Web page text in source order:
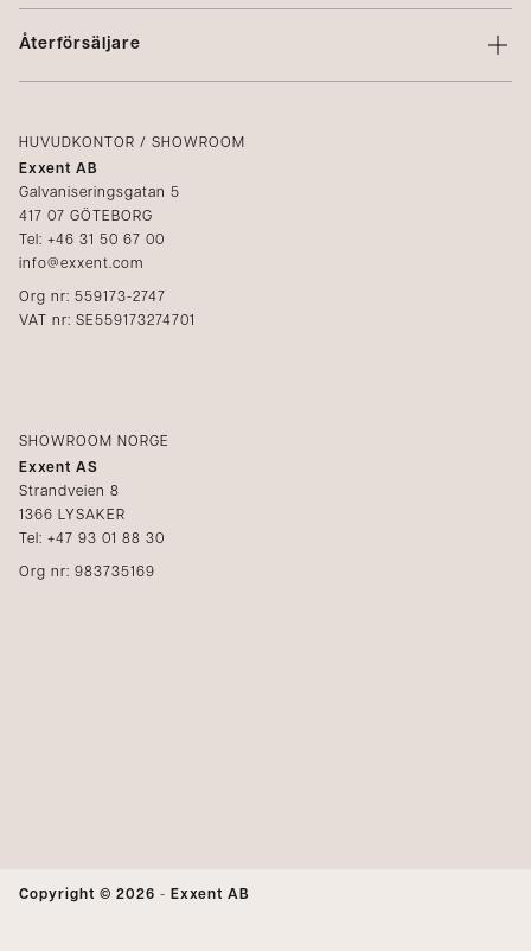
Profilering
Integritetspolicy
Kontakta oss
Återförsäljare
Kataloger
Mediabank
Bli återförsäljare
HUVUDKONTOR / SHOWROOM
Exxent AB
Galvaniseringsgatan 5
417 07 GÖTEBORG
Tel: +46 31 50 67 00
info@exxent.com
Org nr: 559173-2747
VAT nr: SE559173274701
SHOWROOM NORGE
Exxent AS
Strandveien 8
1366 LYSAKER
Tel: +47 93 01 88 30
Org nr: 983735169
Copyright © 2026 - Exxent AB